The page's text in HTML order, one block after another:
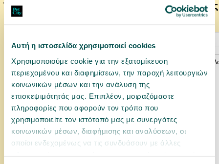
Αυτή η ιστοσελίδα χρησιμοποιεί cookies
Χρησιμοποιούμε cookie για την εξατομίκευση
περιεχομένου και διαφημίσεων, την παροχή λειτουργιών
κοινωνικών μέσων και την ανάλυση της
επισκεψιμότητάς μας. Επιπλέον, μοιραζόμαστε
πληροφορίες που αφορούν τον τρόπο που
χρησιμοποιείτε τον ιστότοπό μας με συνεργάτες
κοινωνικών μέσων, διαφήμισης και αναλύσεων, οι
οποίοι ενδεχομένως να τις συνδυάσουν με άλλες
Το κατοικίδιο σας μπορεί να προτιμάει επίσης